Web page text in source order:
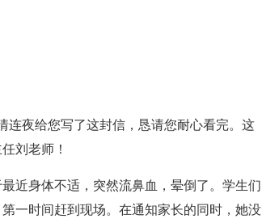
连夜给您写了这封信，恳请您耐心看完。这
刘老师！
近身体不适，突然流鼻血，晕倒了。学生们
一时间赶到现场。在通知家长的同时，她没